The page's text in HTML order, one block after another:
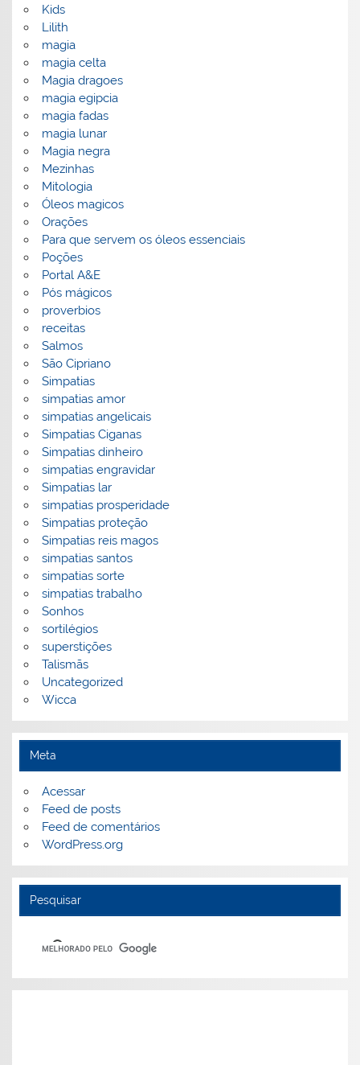
Kids
Lilith
magia
magia celta
Magia dragoes
magia egipcia
magia fadas
magia lunar
Magia negra
Mezinhas
Mitologia
Óleos magicos
Orações
Para que servem os óleos essenciais
Poções
Portal A&E
Pós mágicos
proverbios
receitas
Salmos
São Cipriano
Simpatias
simpatias amor
simpatias angelicais
Simpatias Ciganas
Simpatias dinheiro
simpatias engravidar
Simpatias lar
simpatias prosperidade
Simpatias proteção
Simpatias reis magos
simpatias santos
simpatias sorte
simpatias trabalho
Sonhos
sortilégios
superstições
Talismãs
Uncategorized
Wicca
Meta
Acessar
Feed de posts
Feed de comentários
WordPress.org
Pesquisar